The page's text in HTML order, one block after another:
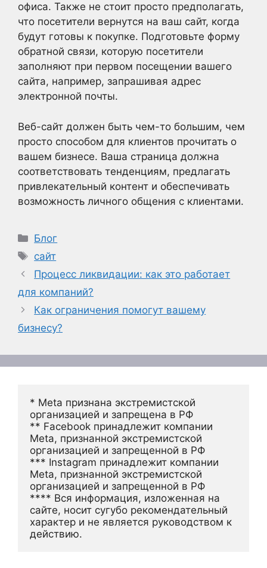
офиса. Также не стоит просто предполагать,
что посетители вернутся на ваш сайт, когда
будут готовы к покупке. Подготовьте форму
обратной связи, которую посетители
заполняют при первом посещении вашего
сайта, например, запрашивая адрес
электронной почты.
Веб-сайт должен быть чем-то большим, чем
просто способом для клиентов прочитать о
вашем бизнесе. Ваша страница должна
соответствовать тенденциям, предлагать
привлекательный контент и обеспечивать
возможность личного общения с клиентами.
Рубрики
Блог
Метки
сайт
Процесс ликвидации: как это работает
для компаний?
Как ограничения помогут вашему
бизнесу?
* Meta признана экстремистской
организацией и запрещена в РФ
** Facebook принадлежит компании
Meta, признанной экстремистской
организацией и запрещенной в РФ
*** Instagram принадлежит компании
Meta, признанной экстремистской
организацией и запрещенной в РФ
**** Вся информация, изложенная на
сайте, носит сугубо рекомендательный
характер и не является руководством к
действию.